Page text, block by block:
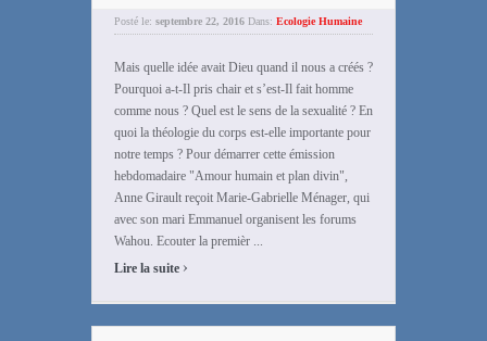
Posté le: septembre 22, 2016 Dans: Ecologie Humaine
Mais quelle idée avait Dieu quand il nous a créés ?
Pourquoi a-t-Il pris chair et s’est-Il fait homme
comme nous ? Quel est le sens de la sexualité ? En
quoi la théologie du corps est-elle importante pour
notre temps ? Pour démarrer cette émission
hebdomadaire "Amour humain et plan divin",
Anne Girault reçoit Marie-Gabrielle Ménager, qui
avec son mari Emmanuel organisent les forums
Wahou. Ecouter la premièr ...
Lire la suite ›